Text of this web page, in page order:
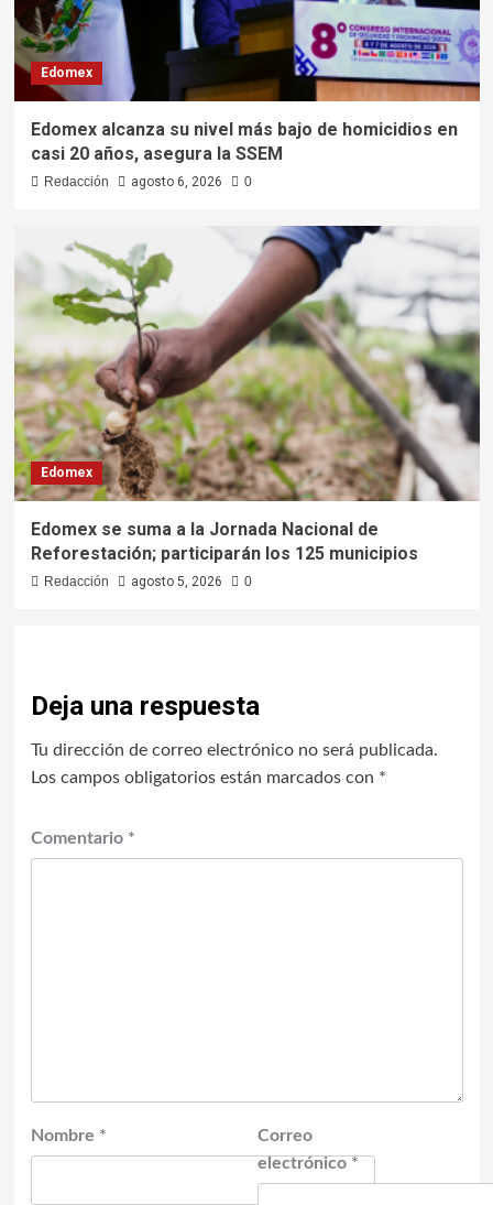
Edomex
Edomex alcanza su nivel más bajo de homicidios en
casi 20 años, asegura la SSEM
Redacción agosto 6, 2026 0
Edomex
Edomex se suma a la Jornada Nacional de
Reforestación; participarán los 125 municipios
Redacción agosto 5, 2026 0
Deja una respuesta
Tu dirección de correo electrónico no será publicada.
Los campos obligatorios están marcados con *
Comentario *
Nombre *
Correo
electrónico *